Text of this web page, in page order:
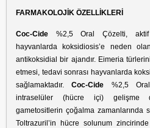
FARMAKOLOJİK ÖZELLİKLERİ
Coc-Cide %2,5 Oral Çözelti, aktif
hayvanlarda koksidiosis’e neden
antikoksidial bir ajandır. Eimeria
etmesi, tedavi sonrası hayvanlarda
sağlamaktadır.Coc-Cide %2,5
intraselüler (hücre içi) gelişme
gametositlerin çoğalma zamanlarında
Toltrazuril’in hücre solunum